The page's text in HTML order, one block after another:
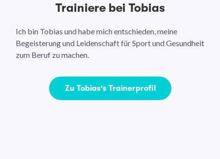
Trainiere bei Tobias
Ich bin Tobias und habe mich entschieden, meine
Begeisterung und Leidenschaft für Sport und Gesundheit
zum Beruf zu machen.
Zu Tobias's Trainerprofil